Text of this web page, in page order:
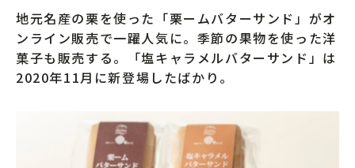
地元名産の栗を使った「栗ームバターサンド」がオ
ンライン販売で一躍人気に。季節の果物を使った洋
菓子も販売する。「塩キャラメルバターサンド」は
2020年11月に新登場したばかり。